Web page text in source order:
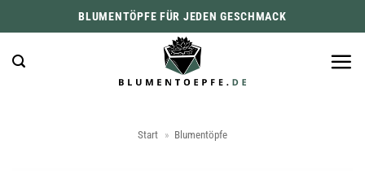
Inhalt
springen
BLUMENTÖPFE FÜR JEDEN GESCHMACK
Start » Blumentöpfe